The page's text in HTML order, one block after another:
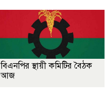
বিএনপির স্থায়ী কমিটির বৈঠক
আজ